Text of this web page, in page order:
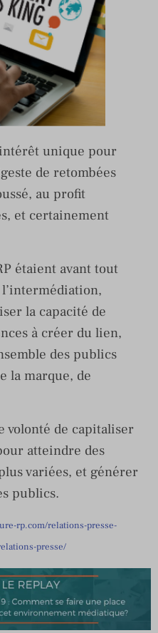
unique pour
de retombées
au profit
et certainement
étaient avant tout
la capacité de
à créer du lien,
des publics
la marque, de
volonté de capitaliser
atteindre des
variées, et générer
publics.
rp.com/relations-presse-
presse/